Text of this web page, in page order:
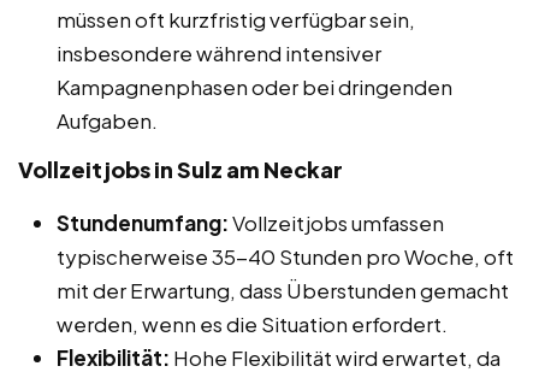
müssen oft kurzfristig verfügbar sein,
insbesondere während intensiver
Kampagnenphasen oder bei dringenden
Aufgaben.
Vollzeitjobs in Sulz am Neckar
Stundenumfang:Vollzeitjobs umfassen
typischerweise 35-40 Stunden pro Woche, oft
mit der Erwartung, dass Überstunden gemacht
werden, wenn es die Situation erfordert.
Flexibilität: Hohe Flexibilität wird erwartet, da